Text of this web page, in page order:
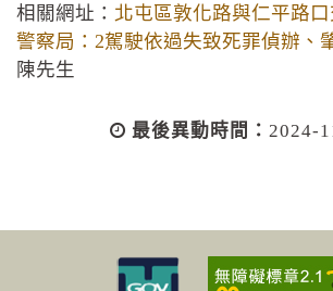
相關網址： 北屯區敦化路與仁平路
警察局：2駕駛依過失致死罪偵辦、
陳先生
最後異動時間： 2024-